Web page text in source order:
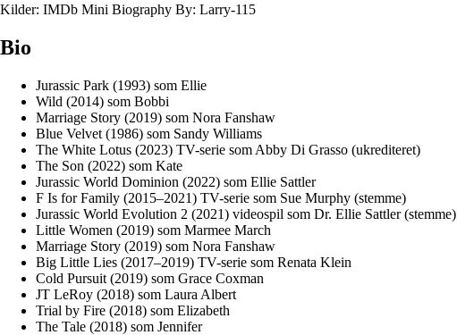
Kilder: IMDb Mini Biography By: Larry-115
Bio
Jurassic Park (1993) som Ellie
Wild (2014) som Bobbi
Marriage Story (2019) som Nora Fanshaw
Blue Velvet (1986) som Sandy Williams
The White Lotus (2023) TV-serie som Abby Di Grasso (ukrediteret)
The Son (2022) som Kate
Jurassic World Dominion (2022) som Ellie Sattler
F Is for Family (2015–2021) TV-serie som Sue Murphy (stemme)
Jurassic World Evolution 2 (2021) videospil som Dr. Ellie Sattler (stemme)
Little Women (2019) som Marmee March
Marriage Story (2019) som Nora Fanshaw
Big Little Lies (2017–2019) TV-serie som Renata Klein
Cold Pursuit (2019) som Grace Coxman
JT LeRoy (2018) som Laura Albert
Trial by Fire (2018) som Elizabeth
The Tale (2018) som Jennifer